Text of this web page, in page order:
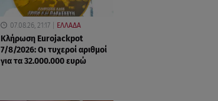
07.08.26, 21:17 ΕΛΛΑΔΑ
Κλήρωση Eurojackpot
7/8/2026: Οι τυχεροί αριθμοί
για τα 32.000.000 ευρώ